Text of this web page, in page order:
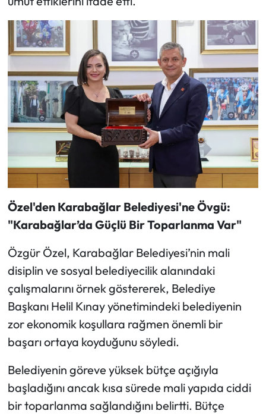
Özel'den Karabağlar Belediyesi'ne Övgü:
"Karabağlar’da Güçlü Bir Toparlanma Var"
Özgür Özel, Karabağlar Belediyesi’nin mali
disiplin ve sosyal belediyecilik alanındaki
çalışmalarını örnek göstererek, Belediye
Başkanı Helil Kınay yönetimindeki belediyenin
zor ekonomik koşullara rağmen önemli bir
başarı ortaya koyduğunu söyledi.
Belediyenin göreve yüksek bütçe açığıyla
başladığını ancak kısa sürede mali yapıda ciddi
bir toparlanma sağlandığını belirtti. Bütçe